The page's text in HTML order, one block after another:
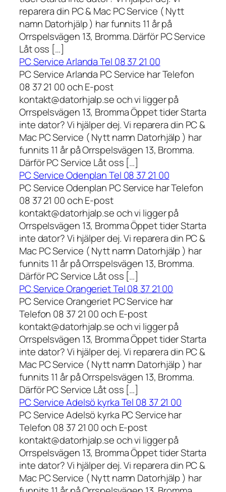
reparera din PC & Mac PC Service ( Nytt
namn Datorhjälp ) har funnits 11 år på
Orrspelsvägen 13, Bromma. Därför PC Service
Låt oss […]
PC Service Arlanda Tel 08 37 21 00
PC Service Arlanda PC Service har Telefon
08 37 21 00 och E-post
kontakt@datorhjalp.se och vi ligger på
Orrspelsvägen 13, Bromma Öppet tider Starta
inte dator? Vi hjälper dej. Vi reparera din PC &
Mac PC Service ( Nytt namn Datorhjälp ) har
funnits 11 år på Orrspelsvägen 13, Bromma.
Därför PC Service Låt oss […]
PC Service Odenplan Tel 08 37 21 00
PC Service Odenplan PC Service har Telefon
08 37 21 00 och E-post
kontakt@datorhjalp.se och vi ligger på
Orrspelsvägen 13, Bromma Öppet tider Starta
inte dator? Vi hjälper dej. Vi reparera din PC &
Mac PC Service ( Nytt namn Datorhjälp ) har
funnits 11 år på Orrspelsvägen 13, Bromma.
Därför PC Service Låt oss […]
PC Service Orangeriet Tel 08 37 21 00
PC Service Orangeriet PC Service har
Telefon 08 37 21 00 och E-post
kontakt@datorhjalp.se och vi ligger på
Orrspelsvägen 13, Bromma Öppet tider Starta
inte dator? Vi hjälper dej. Vi reparera din PC &
Mac PC Service ( Nytt namn Datorhjälp ) har
funnits 11 år på Orrspelsvägen 13, Bromma.
Därför PC Service Låt oss […]
PC Service Adelsö kyrka Tel 08 37 21 00
PC Service Adelsö kyrka PC Service har
Telefon 08 37 21 00 och E-post
kontakt@datorhjalp.se och vi ligger på
Orrspelsvägen 13, Bromma Öppet tider Starta
inte dator? Vi hjälper dej. Vi reparera din PC &
Mac PC Service ( Nytt namn Datorhjälp ) har